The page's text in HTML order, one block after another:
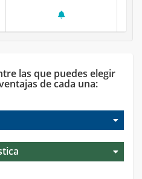
las que puedes elegir
de cada una: